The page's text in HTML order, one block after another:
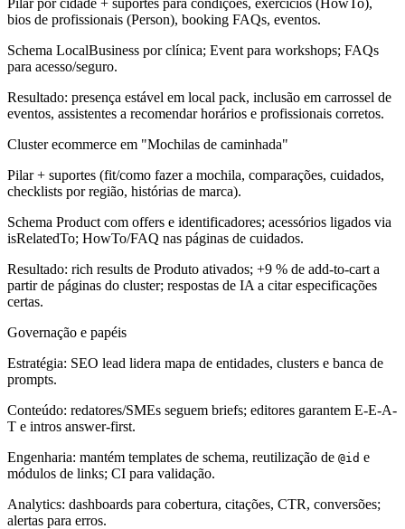
bios de profissionais (Person), booking FAQs, eventos.
Schema LocalBusiness por clínica; Event para workshops; FAQs
para acesso/seguro.
Resultado: presença estável em local pack, inclusão em carrossel de
eventos, assistentes a recomendar horários e profissionais corretos.
Cluster ecommerce em "Mochilas de caminhada"
Pilar + suportes (fit/como fazer a mochila, comparações, cuidados,
checklists por região, histórias de marca).
Schema Product com offers e identificadores; acessórios ligados via
isRelatedTo; HowTo/FAQ nas páginas de cuidados.
Resultado: rich results de Produto ativados; +9 % de add-to-cart a
partir de páginas do cluster; respostas de IA a citar especificações
certas.
Governação e papéis
Estratégia: SEO lead lidera mapa de entidades, clusters e banca de
prompts.
Conteúdo: redatores/SMEs seguem briefs; editores garantem E-E-A-
T e intros answer-first.
Engenharia: mantém templates de schema, reutilização de @id e
módulos de links; CI para validação.
Analytics: dashboards para cobertura, citações, CTR, conversões;
alertas para erros.